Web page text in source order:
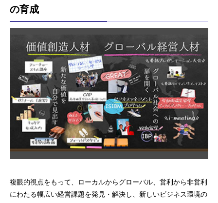
の育成
複眼的視点をもって、ローカルからグローバル、営利から非営利
にわたる幅広い経営課題を発見・解決し、新しいビジネス環境の